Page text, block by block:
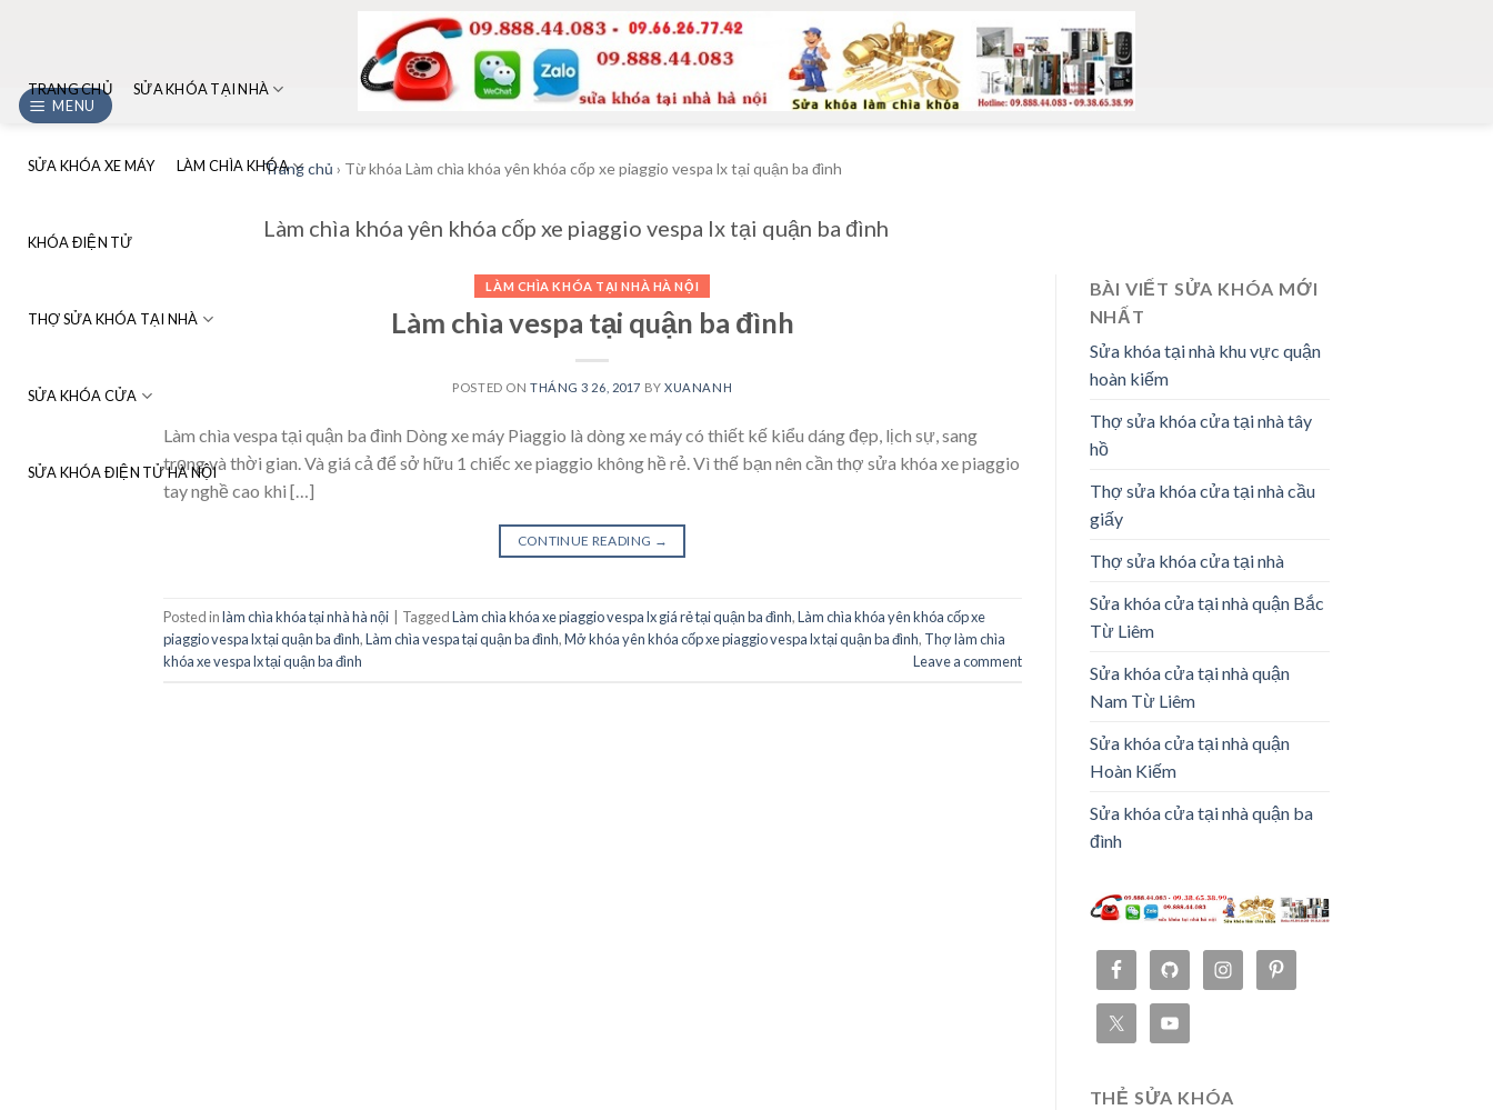
TRANG CHỦ SỬA KHÓA TẠI NHÀ
SỬA KHÓA XE MÁY LÀM CHÌA KHÓA
KHÓA ĐIỆN TỬ
THỢ SỬA KHÓA TẠI NHÀ
SỬA KHÓA CỬA
SỬA KHÓA ĐIỆN TỬ HÀ NỘI
MENU
Trang chủ › Từ khóa Làm chìa khóa yên khóa cốp xe piaggio vespa lx tại quận ba đình
Làm chìa khóa yên khóa cốp xe piaggio vespa lx tại quận ba đình
LÀM CHÌA KHÓA TẠI NHÀ HÀ NỘI
Làm chìa vespa tại quận ba đình
POSTED ON THÁNG 3 26, 2017 BYXUANANH
Làm chìa vespa tại quận ba đình Dòng xe máy Piaggio là dòng xe máy có thiết kế kiểu dáng đẹp, lịch sự, sang
trọng và thời gian. Và giá cả để sở hữu 1 chiếc xe piaggio không hề rẻ. Vì thế bạn nên cần thợ sửa khóa xe piaggio
tay nghề cao khi […]
CONTINUE READING →
Posted inlàm chìa khóa tại nhà hà nội TaggedLàm chìa khóa xe piaggio vespa lx giá rẻ tại quận ba đình,Làm chìa khóa yên khóa cốp xe
piaggio vespa lx tại quận ba đình,Làm chìa vespa tại quận ba đình,Mở khóa yên khóa cốp xe piaggio vespa lx tại quận ba đình, Thợ làm chìa
khóa xe vespa lx tại quận ba đình
Leave a comment
BÀI VIẾT SỬA KHÓA MỚI
NHẤT
Sửa khóa tại nhà khu vực quận
hoàn kiếm
Thợ sửa khóa cửa tại nhà tây
hồ
Thợ sửa khóa cửa tại nhà cầu
giấy
Thợ sửa khóa cửa tại nhà
Sửa khóa cửa tại nhà quận Bắc
Từ Liêm
Sửa khóa cửa tại nhà quận
Nam Từ Liêm
Sửa khóa cửa tại nhà quận
Hoàn Kiếm
Sửa khóa cửa tại nhà quận ba
đình
THẺ SỬA KHÓA